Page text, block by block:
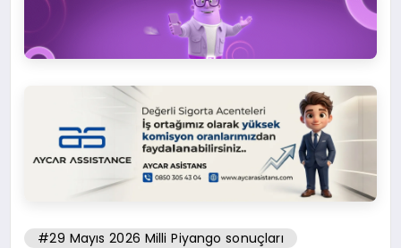
#29 Mayıs 2026 Milli Piyango sonuçları